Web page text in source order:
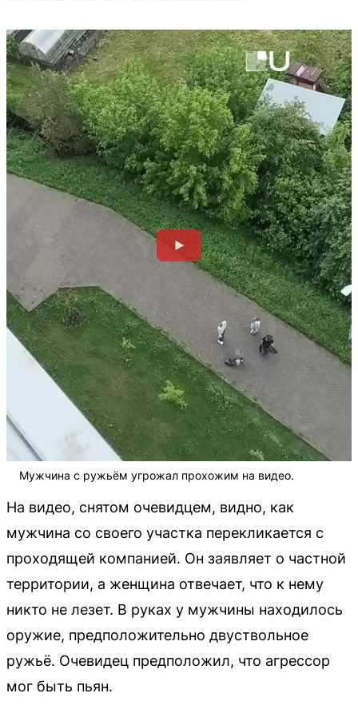
Мужчина с ружьём угрожал прохожим на видео.
На видео, снятом очевидцем, видно, как
мужчина со своего участка перекликается с
проходящей компанией. Он заявляет о частной
территории, а женщина отвечает, что к нему
никто не лезет. В руках у мужчины находилось
оружие, предположительно двуствольное
ружьё. Очевидец предположил, что агрессор
мог быть пьян.